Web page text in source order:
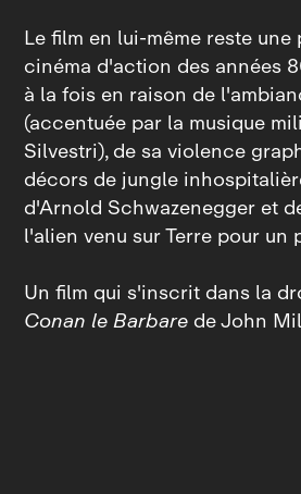
Le film en lui‑même reste
cinéma d'action des années
à la fois en raison de
(accentuée par la musique
Silvestri), de sa violence
décors de jungle
d'Arnold Schwazenegger et
l'alien venu sur Terre pour un
Un film qui s'inscrit dans la
Conan le Barbare de John